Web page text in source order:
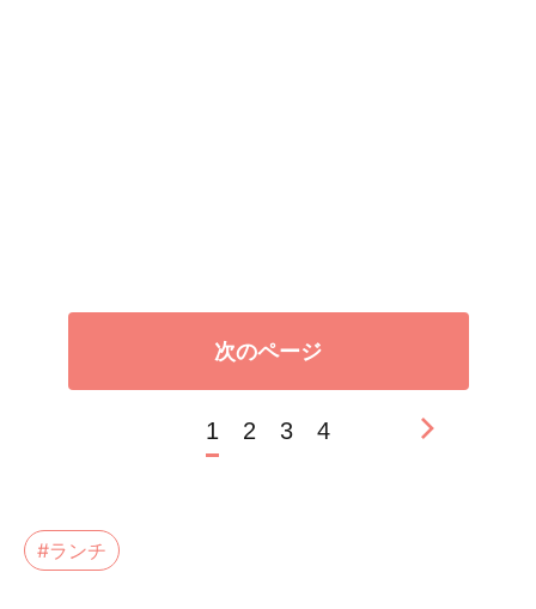
次のページ
1 2 3 4
#ランチ